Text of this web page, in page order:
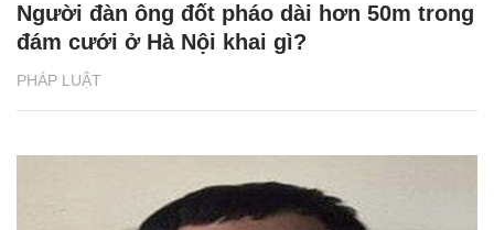
PHÁP LUẬT
Người đàn ông đốt pháo dài hơn 50m trong
đám cưới ở Hà Nội khai gì?